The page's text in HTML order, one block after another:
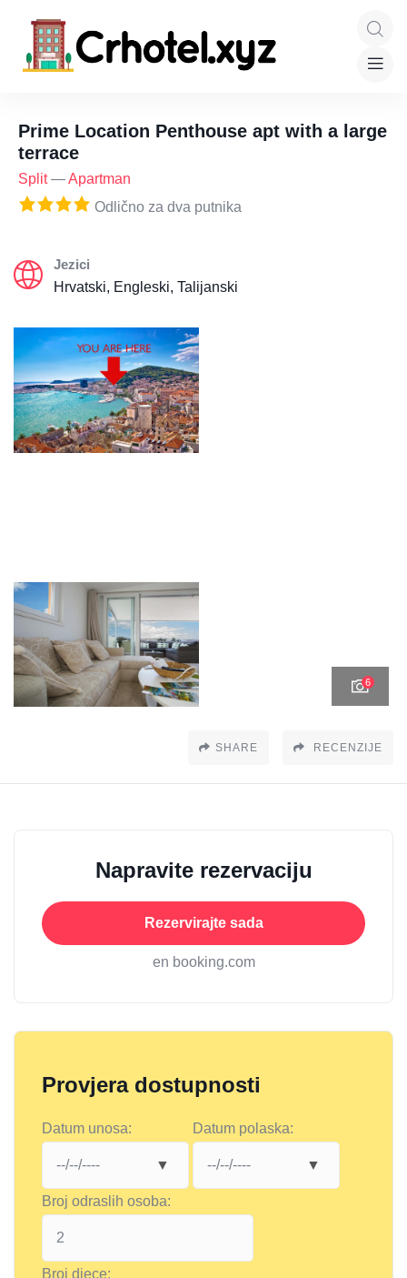
Prime Location Penthouse apt with a large
terrace
Split—Apartman
Odlično za dva putnika
Jezici
Hrvatski, Engleski, Talijanski
6
SHARE RECENZIJE
Napravite rezervaciju
Rezervirajte sada
en booking.com
Provjera dostupnosti
Datum unosa: Datum polaska:
Broj odraslih osoba:
Broj djece: